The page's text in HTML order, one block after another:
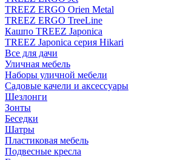
TREEZ ERGO Orien Metal
TREEZ ERGO TreeLine
Кашпо TREEZ Japonica
TREEZ Japonica серия Hikari
Все для дачи
Уличная мебель
Наборы уличной мебели
Садовые качели и аксессуары
Шезлонги
Зонты
Беседки
Шатры
Пластиковая мебель
Подвесные кресла